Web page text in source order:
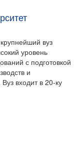
вуз
уровень
с подготовкой
и
входит в 20-ку